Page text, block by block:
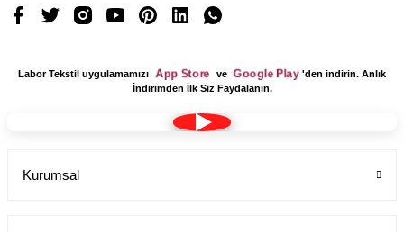
Labor Tekstil uygulamamızı App Store ve Google Play 'den indirin. Anlık
İndirimden İlk Siz Faydalanın.
Kurumsal